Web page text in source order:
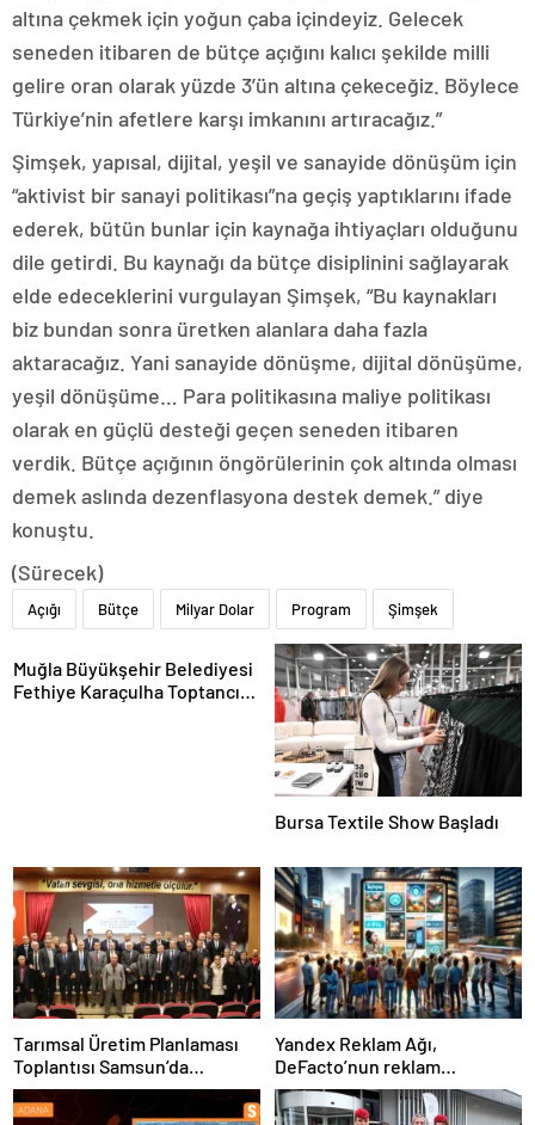
altına çekmek için yoğun çaba içindeyiz. Gelecek
seneden itibaren de bütçe açığını kalıcı şekilde milli
gelire oran olarak yüzde 3’ün altına çekeceğiz. Böylece
Türkiye’nin afetlere karşı imkanını artıracağız.”
Şimşek, yapısal, dijital, yeşil ve sanayide dönüşüm için
“aktivist bir sanayi politikası”na geçiş yaptıklarını ifade
ederek, bütün bunlar için kaynağa ihtiyaçları olduğunu
dile getirdi. Bu kaynağı da bütçe disiplinini sağlayarak
elde edeceklerini vurgulayan Şimşek, “Bu kaynakları
biz bundan sonra üretken alanlara daha fazla
aktaracağız. Yani sanayide dönüşme, dijital dönüşüme,
yeşil dönüşüme… Para politikasına maliye politikası
olarak en güçlü desteği geçen seneden itibaren
verdik. Bütçe açığının öngörülerinin çok altında olması
demek aslında dezenflasyona destek demek.” diye
konuştu.
(Sürecek)
Açığı Bütçe Milyar Dolar Program Şimşek
Muğla Büyükşehir Belediyesi
Fethiye Karaçulha Toptancı
Bursa Textile Show Başladı
Tarımsal Üretim Planlaması
Toplantısı Samsun’da
Gerçekleştirildi
Yandex Reklam Ağı,
DeFacto’nun reklam
başarısında kritik bir rol
oynadı